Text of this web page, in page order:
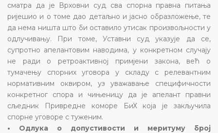
сматра да је Врховни суд сва спорна правна питања
ријешио и о томе дао детаљно и јасно образложење, те
да нема ништа што би оставило утисак произвољности у
одлучивању. При томе, Уставни суд указује да се,
супротно апелантовим наводима, у конкретном случају
не ради о ретроактивној примјени закона, већ о
тумачењу спорних уговора у складу с релевантним
нормативним оквиром, уз уважавање специфичности
конкретног спора и чињеницу да је апелант правни
сљедник Привредне коморе БиХ која је закључила
спорне уговоре с туженим.
• Одлука о допустивости и меритуму број